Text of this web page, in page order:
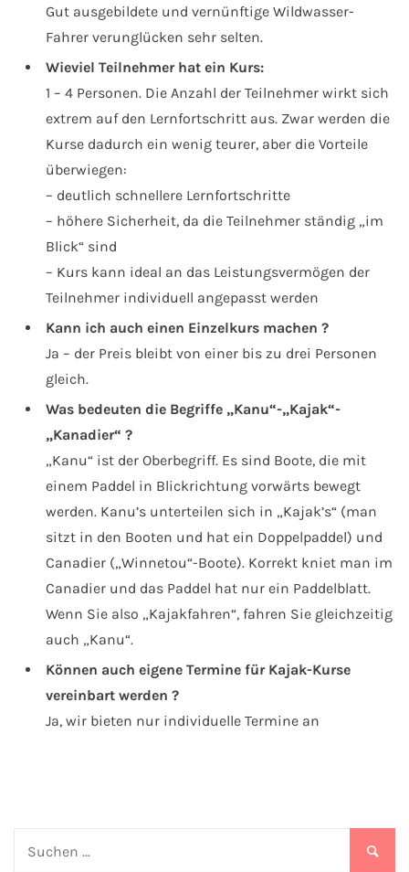
Gut ausgebildete und vernünftige Wildwasser-
Fahrer verunglücken sehr selten.
Wieviel Teilnehmer hat ein Kurs:
1 – 4 Personen. Die Anzahl der Teilnehmer wirkt sich
extrem auf den Lernfortschritt aus. Zwar werden die
Kurse dadurch ein wenig teurer, aber die Vorteile
überwiegen:
– deutlich schnellere Lernfortschritte
– höhere Sicherheit, da die Teilnehmer ständig „im
Blick“ sind
– Kurs kann ideal an das Leistungsvermögen der
Teilnehmer individuell angepasst werden
Kann ich auch einen Einzelkurs machen ?
Ja – der Preis bleibt von einer bis zu drei Personen
gleich.
Was bedeuten die Begriffe „Kanu“-„Kajak“-
„Kanadier“ ?
„Kanu“ ist der Oberbegriff. Es sind Boote, die mit
einem Paddel in Blickrichtung vorwärts bewegt
werden. Kanu’s unterteilen sich in „Kajak’s“ (man
sitzt in den Booten und hat ein Doppelpaddel) und
Canadier („Winnetou“-Boote). Korrekt kniet man im
Canadier und das Paddel hat nur ein Paddelblatt.
Wenn Sie also „Kajakfahren“, fahren Sie gleichzeitig
auch „Kanu“.
Können auch eigene Termine für Kajak-Kurse
vereinbart werden ?
Ja, wir bieten nur individuelle Termine an